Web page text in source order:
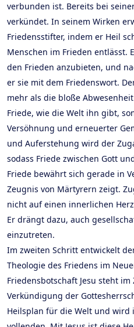
verbunden ist. Bereits bei
verkündet. In seinem Wirken
Friedensstifter, indem er Heil
Menschen im Frieden entlässt.
den Frieden anzubieten, und
er sie mit dem Friedenswort.
mehr als die bloße
Friede, wie die Welt ihn gibt,
Versöhnung und erneuerter
und Auferstehung wird der
sodass Friede zwischen Gott
Friede bewährt sich gerade in
Zeugnis von Märtyrern zeigt.
nicht auf einen innerlichen
Er drängt dazu, auch
einzutreten.
Im zweiten Schritt entwickelt
Theologie des Friedens im
Friedensbotschaft Jesu steht
Verkündigung der
Heilsplan für die Welt und